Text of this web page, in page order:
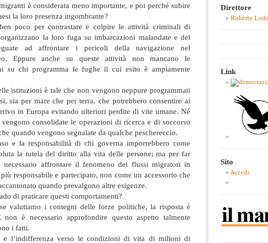
è considerata meno importante, e poi perché subire
la loro presenza ingombrante?
poco per contrastare e colpire le attività criminali di
la loro fuga su imbarcazioni malandate e del
ad affrontare i pericoli della navigazione nel
Eppure anche su queste attività non mancano le
su chi programma le fughe il cui esito è ampiamente
istituzioni è tale che non vengono neppure programmati
sia per mare che per terra, che potrebbero consentire ai
in Europa evitando ulteriori perdite di vite umane. Né
consolidate le operazioni di ricerca e di soccorso
quando vengono segnalate da qualche peschereccio.
e la responsabilità di chi governa imporrebbero come
la tutela del diritto alla vita delle persone; ma per far
necessario affrontare il fenomeno dei flussi migratori in
responsabile e partecipato, non come un accessorio che
quando prevalgono altre esigenze.
di praticare questi comportamenti?
valutiamo i contegni delle forze politiche, la risposta è
non è necessario approfondire questo aspetto talmente
i fatti.
e l’indifferenza verso le condizioni di vita di milioni di
Direttore
Roberto
Link
Sito
Accedi